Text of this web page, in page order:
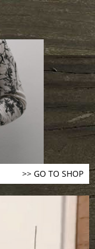
>> GO TO SHOP